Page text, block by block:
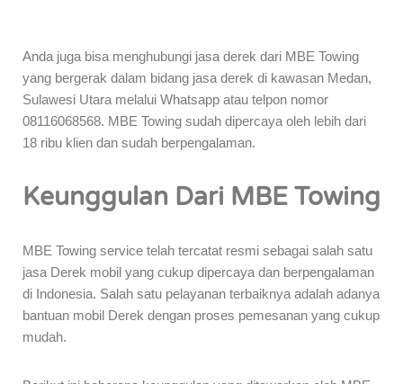
Anda juga bisa menghubungi jasa derek dari MBE Towing
yang bergerak dalam bidang jasa derek di kawasan Medan,
Sulawesi Utara melalui Whatsapp atau telpon nomor
08116068568. MBE Towing sudah dipercaya oleh lebih dari
18 ribu klien dan sudah berpengalaman.
Keunggulan Dari MBE Towing
MBE Towing service telah tercatat resmi sebagai salah satu
jasa Derek mobil yang cukup dipercaya dan berpengalaman
di Indonesia. Salah satu pelayanan terbaiknya adalah adanya
bantuan mobil Derek dengan proses pemesanan yang cukup
mudah.